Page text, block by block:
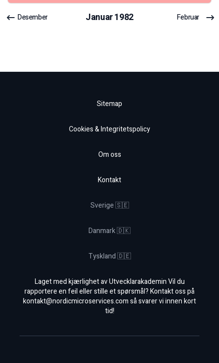
Desember Januar1982 Februar
Sitemap
Cookies & Integritetspolicy
Om oss
Kontakt
Sverige 🇸🇪
Danmark 🇩🇰
Tyskland 🇩🇪
Laget med kjærlighet av Utvecklarakademin Vil du
rapportere en feil eller stille et spørsmål? Kontakt oss på
kontakt@nordicmicroservices.comså svarer vi innen kort
tid!